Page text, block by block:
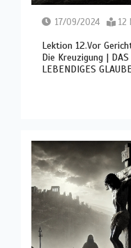
17/09/2024 12
Lektion 12.Vor
Die Kreuzigung | DAS
LEBENDIGES